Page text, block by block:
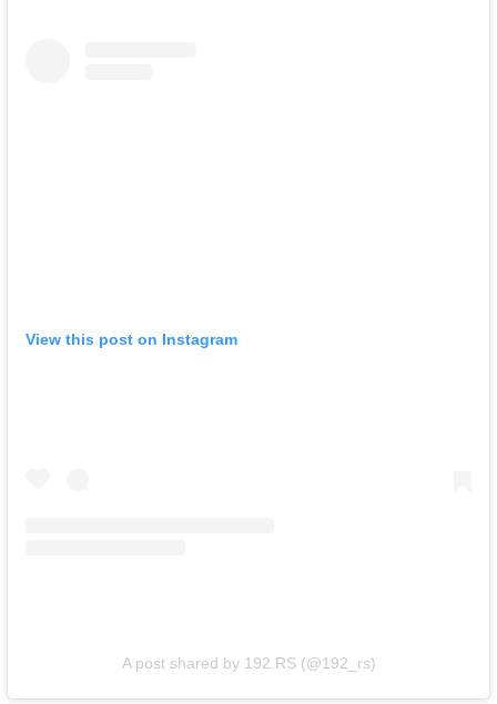
View this post on Instagram
A post shared by 192.RS (@192_rs)